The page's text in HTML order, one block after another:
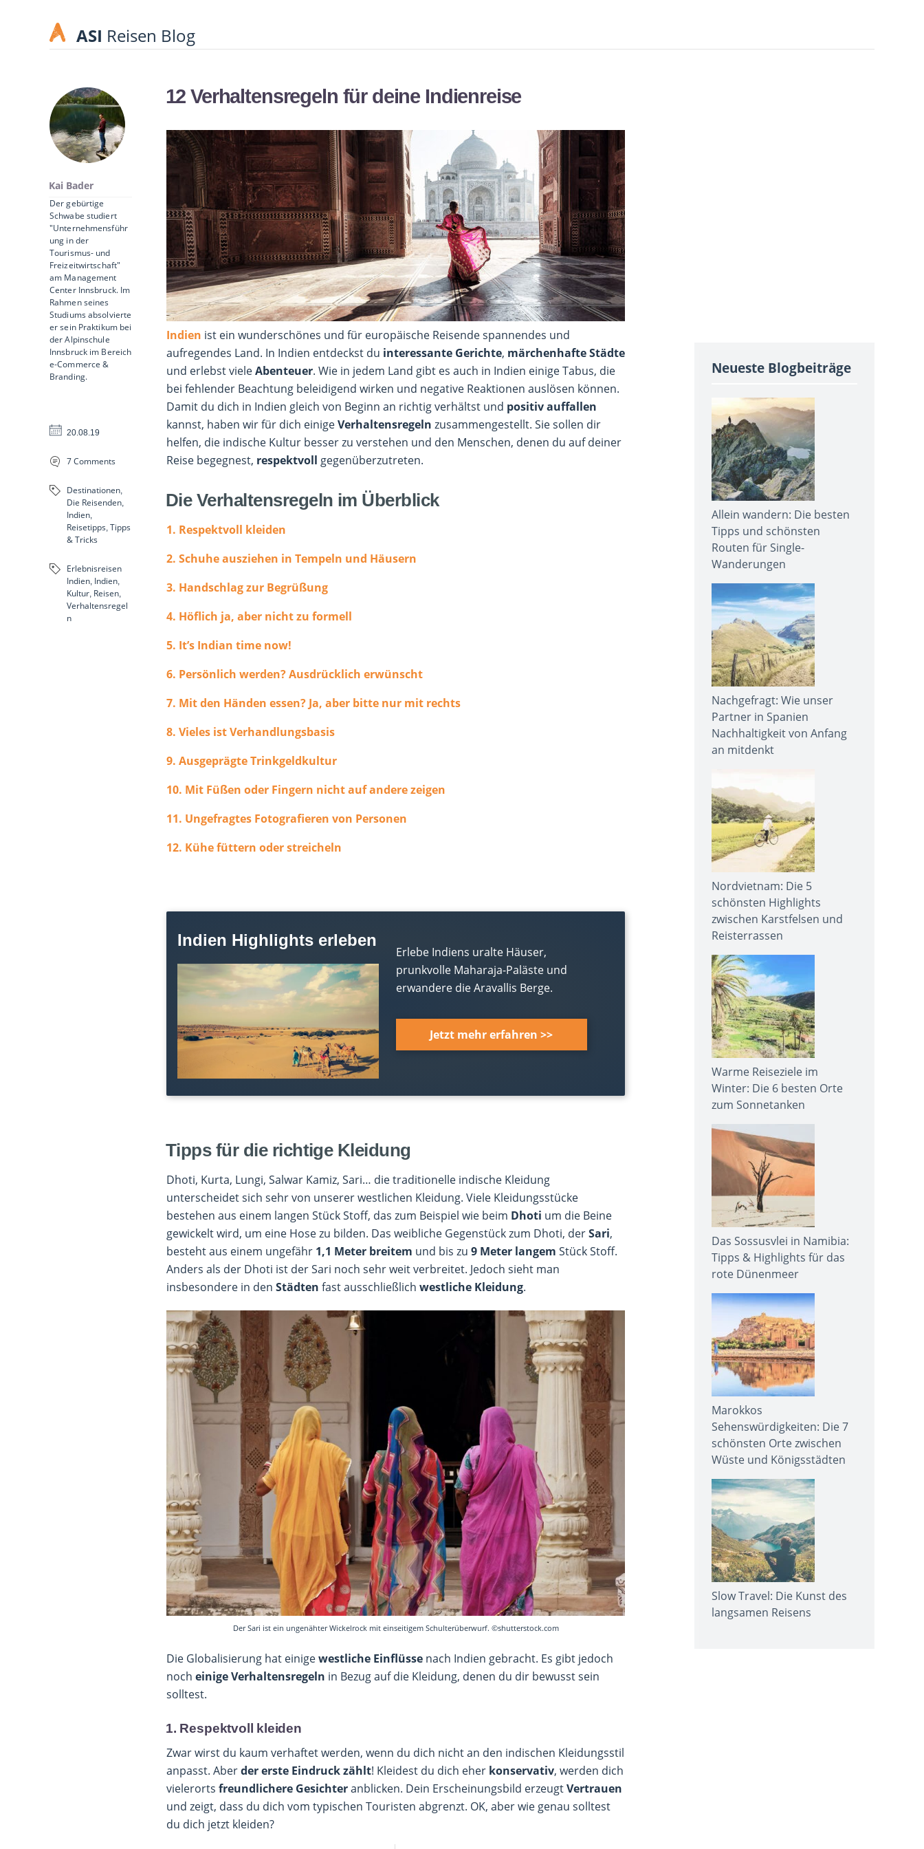
ASI Reisen Blog
12 Verhaltensregeln für deine Indienreise
Indien ist ein wunderschönes und für europäische Reisende spannendes und
aufregendes Land. In Indien entdeckst du interessante Gerichte, märchenhafte Städte
und erlebst vieleAbenteuer. Wie in jedem Land gibt es auch in Indien einige Tabus, die
bei fehlender Beachtung beleidigend wirken und negative Reaktionen auslösen können.
Damit du dich in Indien gleich von Beginn an richtig verhältst und positiv auffallen
kannst, haben wir für dich einigeVerhaltensregeln zusammengestellt. Sie sollen dir
helfen, die indische Kultur besser zu verstehen und den Menschen, denen du auf deiner
Reise begegnest, respektvoll gegenüberzutreten.
Die Verhaltensregeln im Überblick
1. Respektvoll kleiden
2. Schuhe ausziehen in Tempeln und Häusern
3. Handschlag zur Begrüßung
4. Höflich ja, aber nicht zu formell
5. It’s Indian time now!
6. Persönlich werden? Ausdrücklich erwünscht
7. Mit den Händen essen? Ja, aber bitte nur mit rechts
8. Vieles ist Verhandlungsbasis
9. Ausgeprägte Trinkgeldkultur
10. Mit Füßen oder Fingern nicht auf andere zeigen
11. Ungefragtes Fotografieren von Personen
12. Kühe füttern oder streicheln
Indien Highlights erleben
Erlebe Indiens uralte Häuser,
prunkvolle Maharaja-Paläste und
erwandere die Aravallis Berge.
Jetzt mehr erfahren >>
Tipps für die richtige Kleidung
Dhoti, Kurta, Lungi, Salwar Kamiz, Sari… die traditionelle indische Kleidung
unterscheidet sich sehr von unserer westlichen Kleidung. Viele Kleidungsstücke
bestehen aus einem langen Stück Stoff, das zum Beispiel wie beim Dhoti um die Beine
gewickelt wird, um eine Hose zu bilden. Das weibliche Gegenstück zum Dhoti, derSari,
besteht aus einem ungefähr 1,1 Meter breitem und bis zu 9 Meter langem Stück Stoff.
Anders als der Dhoti ist der Sari noch sehr weit verbreitet. Jedoch sieht man
insbesondere in den Städten fast ausschließlich westliche Kleidung.
Der Sari ist ein ungenähter Wickelrock mit einseitigem Schulterüberwurf. ©shutterstock.com
Die Globalisierung hat einigewestliche Einflüsse nach Indien gebracht. Es gibt jedoch
noch einige Verhaltensregeln in Bezug auf die Kleidung, denen du dir bewusst sein
solltest.
1. Respektvoll kleiden
Zwar wirst du kaum verhaftet werden, wenn du dich nicht an den indischen Kleidungsstil
anpasst. Aberder erste Eindruck zählt! Kleidest du dich eher konservativ, werden dich
vielerorts freundlichere Gesichteranblicken. Dein Erscheinungsbild erzeugtVertrauen
und zeigt, dass du dich vom typischen Touristen abgrenzt. OK, aber wie genau solltest
du dich jetzt kleiden?
Kai Bader
Der gebürtige
Schwabe studiert
"Unternehmensführ
ung in der
Tourismus- und
Freizeitwirtschaft"
am Management
Center Innsbruck. Im
Rahmen seines
Studiums absolvierte
er sein Praktikum bei
der Alpinschule
Innsbruck im Bereich
e-Commerce &
Branding.
20.08.19
7 Comments
Destinationen,
Die Reisenden,
Indien,
Reisetipps, Tipps
& Tricks
Erlebnisreisen
Indien, Indien,
Kultur, Reisen,
Verhaltensregel
n
Neueste Blogbeiträge
Allein wandern: Die besten
Tipps und schönsten
Routen für Single-
Wanderungen
Nachgefragt: Wie unser
Partner in Spanien
Nachhaltigkeit von Anfang
an mitdenkt
Nordvietnam: Die 5
schönsten Highlights
zwischen Karstfelsen und
Reisterrassen
Warme Reiseziele im
Winter: Die 6 besten Orte
zum Sonnetanken
Das Sossusvlei in Namibia:
Tipps & Highlights für das
rote Dünenmeer
Marokkos
Sehenswürdigkeiten: Die 7
schönsten Orte zwischen
Wüste und Königsstädten
Slow Travel: Die Kunst des
langsamen Reisens